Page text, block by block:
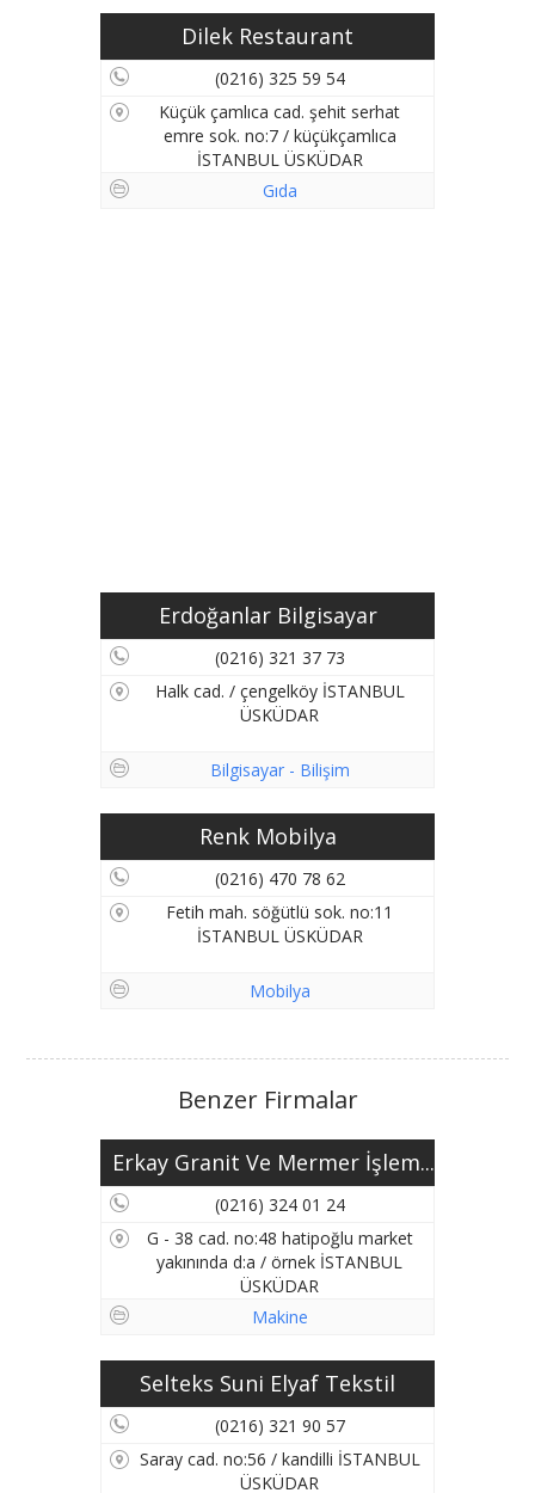
Dilek Restaurant
(0216) 325 59 54
Küçük çamlıca cad. şehit serhat
emre sok. no:7 / küçükçamlıca
İSTANBUL ÜSKÜDAR
Gıda
Erdoğanlar Bilgisayar
(0216) 321 37 73
Halk cad. / çengelköy İSTANBUL
ÜSKÜDAR
Bilgisayar - Bilişim
Renk Mobilya
(0216) 470 78 62
Fetih mah. söğütlü sok. no:11
İSTANBUL ÜSKÜDAR
Mobilya
Benzer Firmalar
Erkay Granit Ve Mermer İşlem...
(0216) 324 01 24
G - 38 cad. no:48 hatipoğlu market
yakınında d:a / örnek İSTANBUL
ÜSKÜDAR
Makine
Selteks Suni Elyaf Tekstil
(0216) 321 90 57
Saray cad. no:56 / kandilli İSTANBUL
ÜSKÜDAR